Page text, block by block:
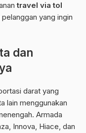
travel via tol
yang ingin
dan
darat yang
lain menggunakan
Armada
Innova, Hiace, dan